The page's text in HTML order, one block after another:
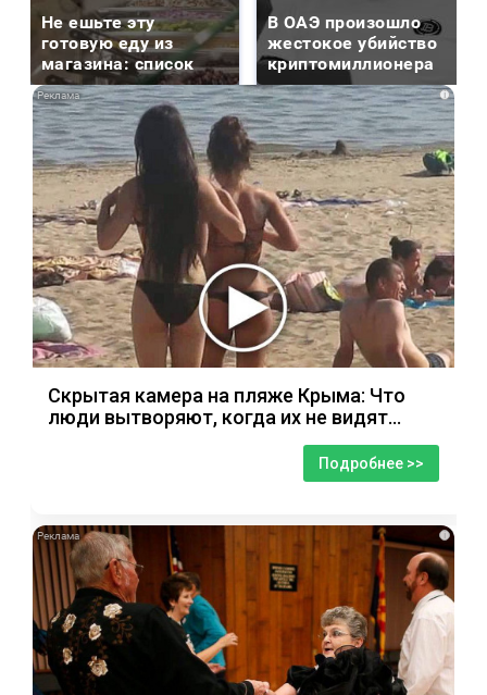
Не ешьте эту
готовую еду из
магазина: список
В ОАЭ произошло
жестокое убийство
криптомиллионера
i
Скрытая камера на пляже Крыма: Что
люди вытворяют, когда их не видят...
Подробнее >>
i